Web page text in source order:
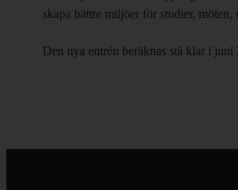
skapa bättre miljöer för studier, möten,
Den nya entrén beräknas stå klar i